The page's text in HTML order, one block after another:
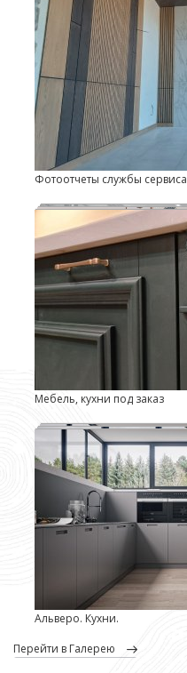
Фотоотчеты службы сервиса
Мебель, кухни под заказ
Альверо. Кухни.
перейти в Галерею